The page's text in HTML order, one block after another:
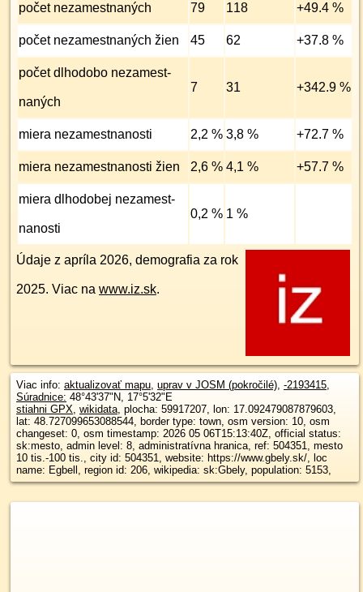
počet nezamest­naných 79 118 +49.4 %
počet nezamest­naných žien 45 62 +37.8 %
počet dlhodobo nezamest­
naných
7 31 +342.9 %
miera nezamest­nanosti 2,2 % 3,8 % +72.7 %
miera nezamest­nanosti žien 2,6 % 4,1 % +57.7 %
miera dlhodobej nezamest­
nanosti
0,2 % 1 %
Údaje z apríla 2026, demografia za rok
2025. Viac na www.iz.sk.
Viac info: aktualizovať mapu, uprav v JOSM (pokročilé), -2193415,
Súradnice: 48°43'37"N, 17°5'32"E
stiahni GPX, wikidata, plocha: 59917207, lon: 17.092479087879603,
lat: 48.727099653088544, border type: town, osm version: 10, osm
changeset: 0, osm timestamp: 2026 05 06T15:13:40Z, official status:
sk:mesto, admin level: 8, administratívna hranica, ref: 504351, mesto
10 tis.-100 tis., city id: 504351, website: https://www.gbely.sk/, loc
name: Egbell, region id: 206, wikipedia: sk:Gbely, population: 5153,